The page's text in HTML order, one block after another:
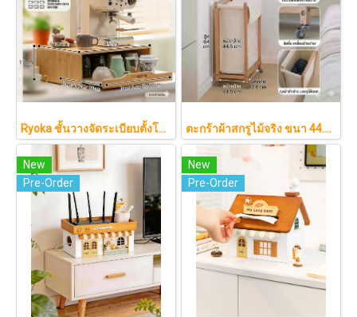
Ryoka ชั้นวางจัดระเบียบตั้งโต๊ะ 2 ชั้น สไตล์มินิมอล-ญี่ปุ่น ลิ้นชักเลื่อน ลิ้นชักเก็บแก้ว วัสดุไม้ธรรมชาติ ไม่ต้องประกอบ ประหยัดพื้นที่เคาน์เตอร์ ตะกร้าผ้าสกรูไม้จริง ขนา 44.5cm รุ่น KAWA Minimalist สไตล์ญี่ปุ่นเคลื่อนที่ได้ มีล้อเลื่อน (KAWA)
New
Pre-Order
New
Pre-Order